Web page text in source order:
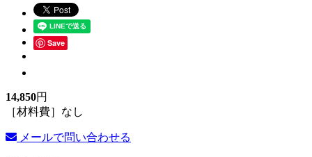
Save
14,850円
［材料費］なし
メールで問い合わせる